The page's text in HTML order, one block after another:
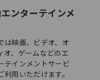
ンターテインメ
は映画、ビデオ、オ
オ、ゲームなどのエ
テインメントサービ
利用いただけます。